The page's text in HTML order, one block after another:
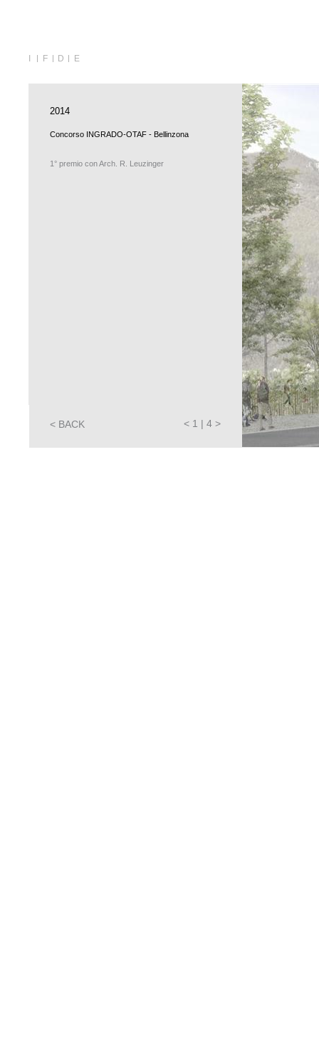
I F D E
2014
Concorso INGRADO-OTAF - Bellinzona
1° premio con Arch. R. Leuzinger
< 1 | 4 >
< BACK